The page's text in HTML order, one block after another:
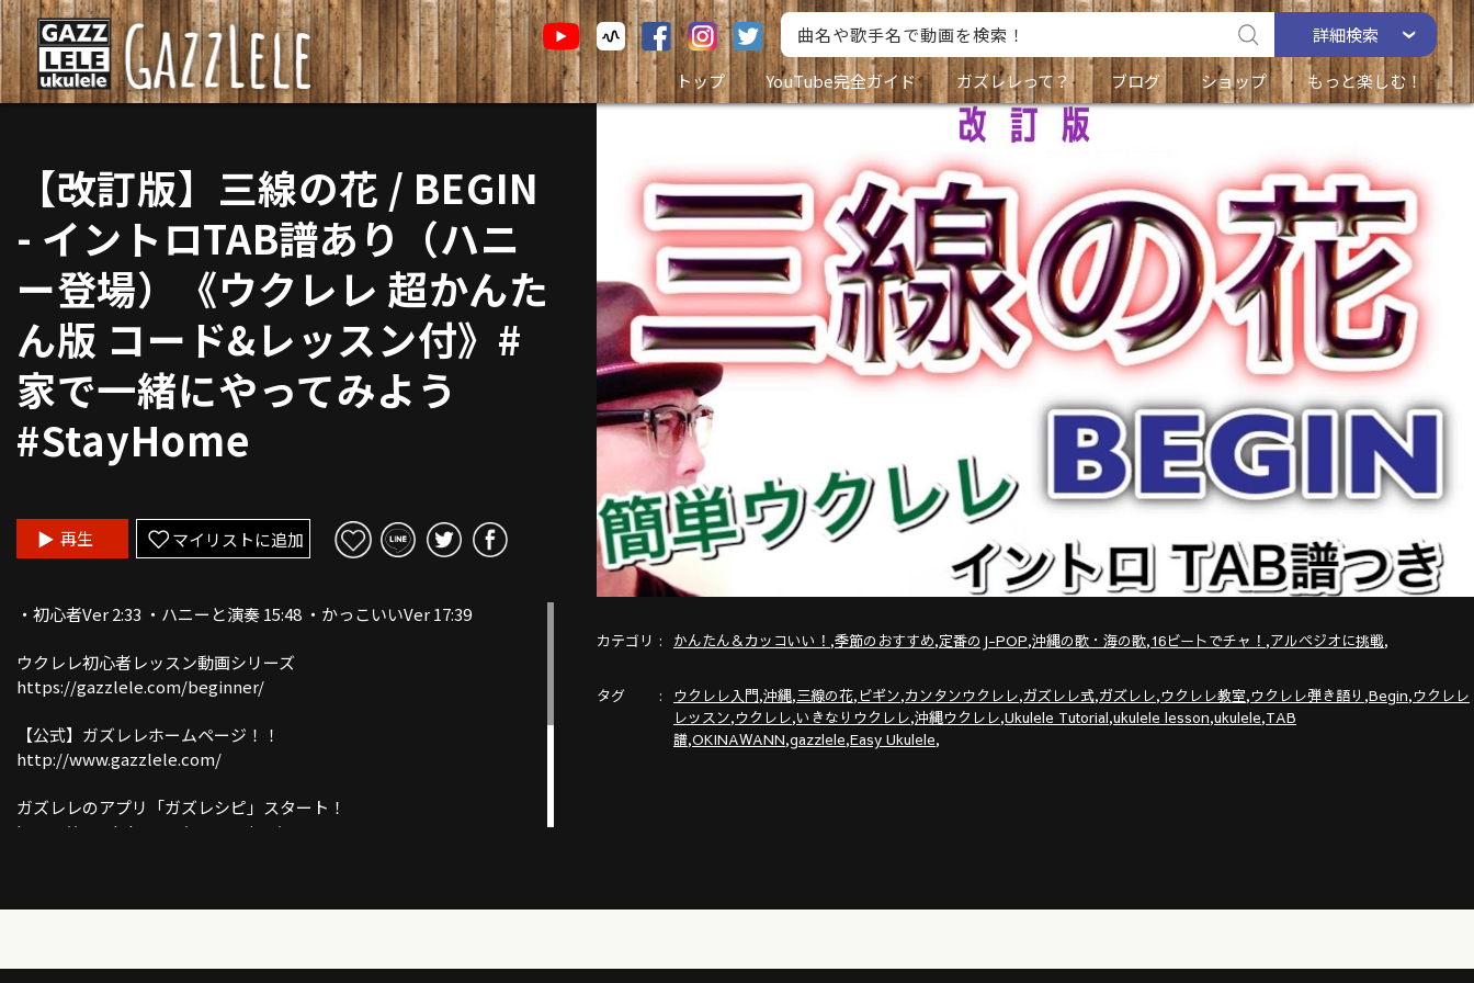
詳細検索
トップ
YouTube完全ガイド ガズレレって？ ブログ ショップ もっと楽しむ！
カテゴリ かんたん＆カッコいい！ ,季節のおすすめ,定番のJ-POP,沖縄の歌・海の歌,16ビートでチャ！ ,アルペジオに挑戦,
タグ ウクレレ入門,沖縄,三線の花, ビギン,カンタンウクレレ,ガズレレ式,ガズレレ,ウクレレ教室,ウクレレ弾き語り ,Begin,ウクレレ
レッスン,ウクレレ,いきなりウクレレ,沖縄ウクレレ,Ukulele Tutorial,ukulele lesson,ukulele,TAB
譜,OKINAWANN,gazzlele,Easy Ukulele,
【改訂版】三線の花 / BEGIN
- イントロTAB譜あり（ハニ
ー登場）《ウクレレ 超かんた
ん版 コード&レッスン付》#
家で一緒にやってみよう
#StayHome
再生 マイリストに追加
・初心者Ver 2:33 ・ハニーと演奏 15:48 ・かっこいいVer 17:39
ウクレレ初心者レッスン動画シリーズ
https://gazzlele.com/beginner/
【公式】ガズレレホームページ！！
http://www.gazzlele.com/
ガズレレのアプリ「ガズレシピ」スタート！
https://gazzlele.com/gazzrecipe/
https://www.youtube.com/channel/UC8YUGZF76p-